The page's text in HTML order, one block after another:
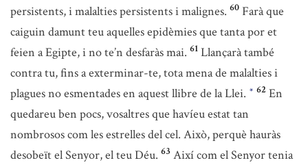
persistents, i malalties persistents i malignes. 60 Farà que
caiguin damunt teu aquelles epidèmies que tanta por et
feien a Egipte, i no te’n desfaràs mai. 61 Llançarà també
contra tu, fins a exterminar-te, tota mena de malalties i
plagues no esmentades en aquest llibre de la Llei. * 62 En
quedareu ben pocs, vosaltres que havíeu estat tan
nombrosos com les estrelles del cel. Això, perquè hauràs
desobeït el Senyor, el teu Déu. 63 Així com el Senyor tenia